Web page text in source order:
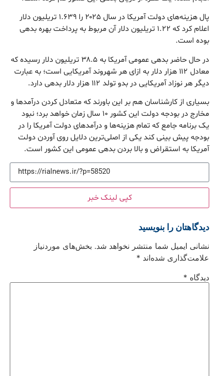
پال هزینه‌های دولت آمریکا در سال ۲۰۲۵ را ۱.۶۳۹ تریلیون دلار
اعلام کرد که ۱.۲۲ تریلیون دلار آن مربوط به پرداخت بهره بدهی
بوده است‌.
در حال حاضر بدهی عمومی آمریکا به ۳۸.۵ تریلیون دلار رسیده که
معادل ۱۱۲ هزار دلار به ازای هر شهروند آمریکایی است؛ به عبارت
دیگر هر نوزاد آمریکایی در بدو تولد ۱۱۲ هزار دلار بدهی دارد.
بسیاری از کارشناسان هم بر این باورند که متعادل کردن درآمدها و
مخارج در بودجه دولت این کشور ۱۰ سال زمان خواهد برد؛ نبود
یک برنامه جامع که تمام هزینه‌ها و درآمدهای دولت آمریکا را در
بودجه پیش بینی کند یکی از اصلی‌ترین دلایل روی آوردن دولت
آمریکا به استقراض و بالا بردن بدهی عمومی این کشور است.
کپی لینک خبر
دیدگاهتان را بنویسید
نشانی ایمیل شما منتشر نخواهد شد. بخش‌های موردنیاز
علامت‌گذاری شده‌اند *
دیدگاه *